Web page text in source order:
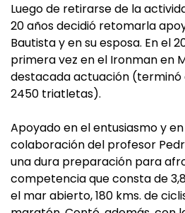
Luego de retirarse de la
20 años decidió retomarla
Bautista y en su esposa. En el
primera vez en el Ironman en
destacada actuación (terminó
2450 triatletas).
Apoyado en el entusiasmo y
colaboración del profesor
una dura preparación para
competencia que consta de
el mar abierto, 180 kms. de